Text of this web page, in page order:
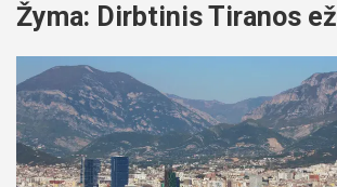
Žyma: Dirbtinis Tiranos